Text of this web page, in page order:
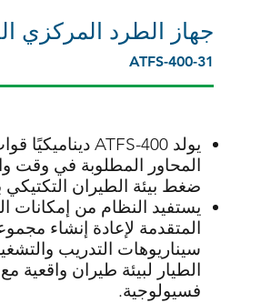
المحاور المطلوبة في وقت
ضغط بيئة الطيران
يستفيد النظام من إمكانات
المتقدمة لإعادة إنشاء
سيناريوهات التدريب
الطيار لبيئة طيران واقعية
فسيولوجية.
جهاز الطرد المركزي
ATFS-400-31